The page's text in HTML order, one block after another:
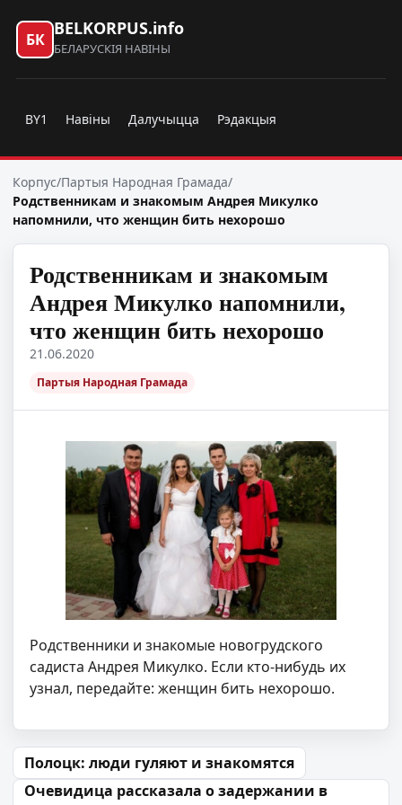
БК
BELKORPUS.info
БЕЛАРУСКІЯ НАВІНЫ
BY1 Навіны Далучыцца Рэдакцыя
Корпус/Партыя Народная Грамада/
Родственникам и знакомым Андрея Микулко
напомнили, что женщин бить нехорошо
Родственникам и знакомым
Андрея Микулко напомнили,
что женщин бить нехорошо
21.06.2020
Партыя Народная Грамада
Родственники и знакомые новогрудского
садиста Андрея Микулко. Если кто-нибудь их
узнал, передайте: женщин бить нехорошо.
Навігацыя па запісах
Полоцк: люди гуляют и знакомятся
Очевидица рассказала о задержании в